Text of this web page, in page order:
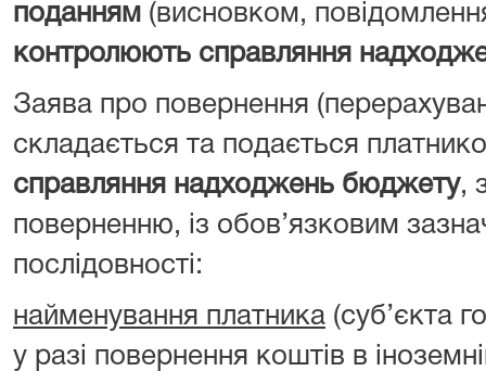
поданням (висновком,
контролюють справляння
Заява про повернення
складається та подається
справляння надходжень бюджету,
поверненню, із обов’язковим
послідовності:
найменування платника (суб’єкта
у разі повернення коштів в